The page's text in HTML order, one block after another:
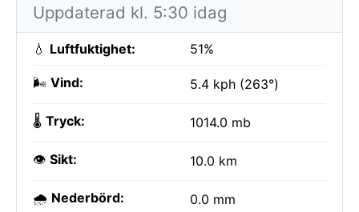
Uppdaterad kl. 5:30 idag
💧 Luftfuktighet: 51%
🌬️ Vind: 5.4 kph (263°)
🌡️ Tryck: 1014.0 mb
👁️ Sikt: 10.0 km
🌧️ Nederbörd: 0.0 mm